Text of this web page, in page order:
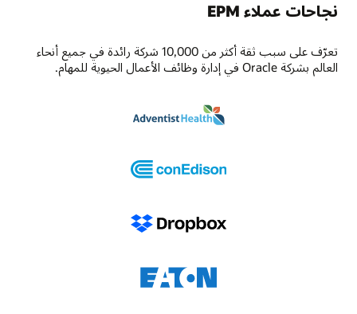
نجاحات عملاء EPM
تعرّف على سبب ثقة أكثر من 10,000 شركة رائدة في جميع أنحاء
العالم بشركة Oracle في إدارة وظائف الأعمال الحيوية للمهام.